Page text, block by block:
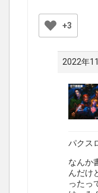
+3
2022年
パクス
なんか
んだけ
ったっ